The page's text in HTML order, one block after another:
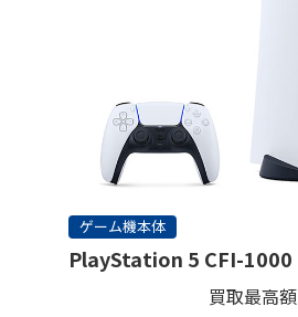
ゲーム機本体
PlayStation 5 CFI-1000
買取最高額